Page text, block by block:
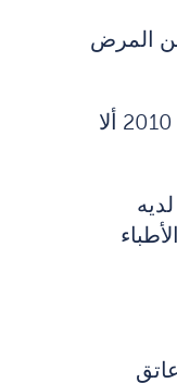
المرض
وحصل الأمر نفسه مع فابريجيو سوتيلي بطل السباحة في البارالمبية. فعلى الرغم من ظهور الأعراض كفقدانه البصر في عينه اليسرى سنة 2010 ألا